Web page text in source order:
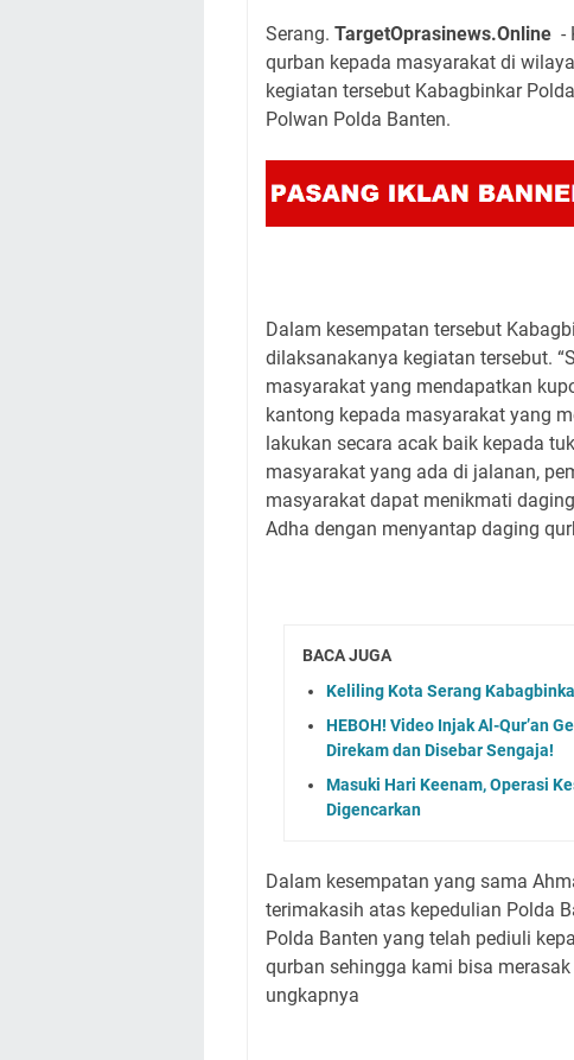
Serang. TargetOprasinews.Online -
qurban kepada masyarakat di
kegiatan tersebut Kabagbinkar
Polwan Polda Banten.
Dalam kesempatan tersebut
dilaksanakanya kegiatan tersebut.
masyarakat yang mendapatkan
kantong kepada masyarakat yang
lakukan secara acak baik kepada
masyarakat yang ada di jalanan,
masyarakat dapat menikmati
Adha dengan menyantap daging
BACA JUGA
Keliling Kota Serang
HEBOH! Video Injak Al-Qur’an
Direkam dan Disebar Sengaja!
Masuki Hari Keenam, Operasi
Digencarkan
Dalam kesempatan yang sama
terimakasih atas kepedulian Polda
Polda Banten yang telah pediuli
qurban sehingga kami bisa
ungkapnya